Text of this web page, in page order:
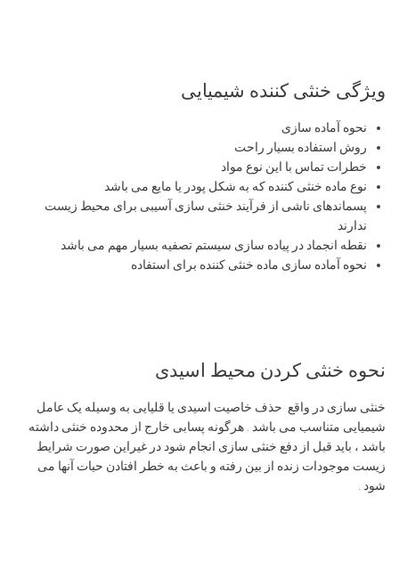
ویژگی خنثی کننده شیمیایی
نحوه آماده سازی
روش استفاده بسیار راحت
خطرات تماس با این نوع مواد
نوع ماده خنثی کننده که به شکل پودر یا مایع می باشد
پسماندهای ناشی از فرآیند خنثی سازی آسیبی برای محیط زیست
ندارند
نقطه انجماد در پیاده سازی سیستم تصفیه بسیار مهم می باشد
نحوه آماده سازی ماده خنثی کننده برای استفاده
نحوه خنثی کردن محیط اسیدی
خنثی سازی در واقع حذف خاصیت اسیدی یا قلیایی به وسیله یک عامل
شیمیایی متناسب می باشد . هرگونه پسابی خارج از محدوده خنثی داشته
باشد ، باید قبل از دفع خنثی سازی انجام شود در غیراین صورت شرایط
زیست موجودات زنده از بین رفته و باعث به خطر افتادن حیات آنها می
شود .